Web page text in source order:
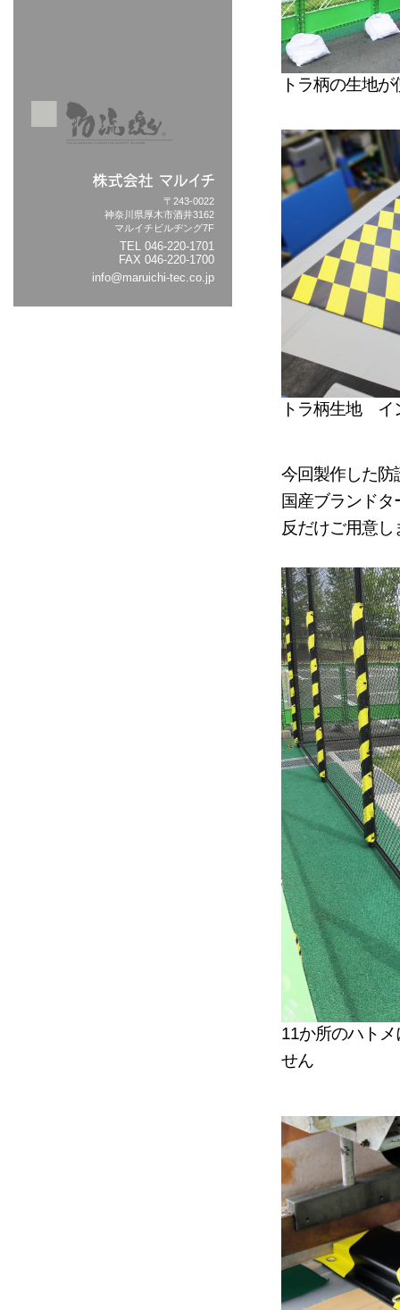
〒243-0022
神奈川県厚木市酒井3162
マルイチビルヂング7F
TEL 046-220-1701
FAX 046-220-1700
info@maruichi-tec.co.jp
トラ柄の生地
トラ柄生地 イ
今回製作した防
国産ブランド
反だけご用意し
11か所のハト
せん